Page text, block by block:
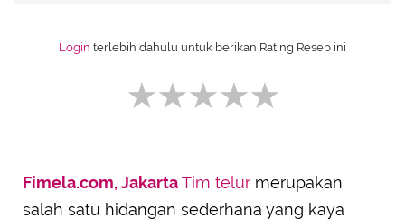
Login terlebih dahulu untuk berikan Rating Resep ini
SUBMIT REVIEW
Fimela.com, JakartaTim telur merupakan
salah satu hidangan sederhana yang kaya